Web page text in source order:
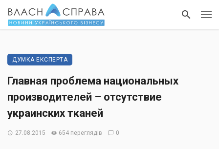
ДУМКА ЕКСПЕРТА
Главная проблема национальных
производителей – отсутствие
украинских тканей
27.08.2015 654 переглядів 0